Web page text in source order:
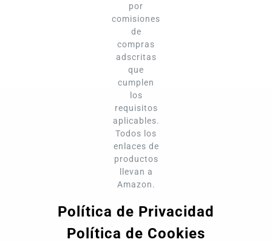
por
comisiones
de
compras
adscritas
que
cumplen
los
requisitos
aplicables.
Todos los
enlaces de
productos
llevan a
Amazon.
Política de Privacidad
Política de Cookies